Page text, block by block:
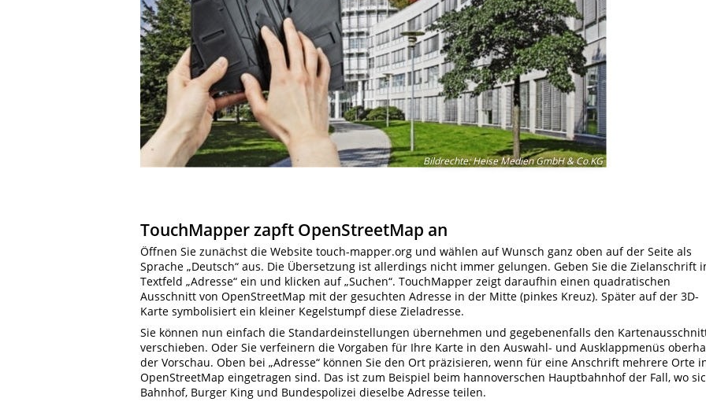
Bildrechte:Heise Medien GmbH & Co.KG
TouchMapper zapft OpenStreetMap an
Öffnen Sie zunächst die Website touch-mapper.org und wählen auf Wunsch ganz oben auf der Seite als
Sprache „Deutsch“ aus. Die Übersetzung ist allerdings nicht immer gelungen. Geben Sie die Zielanschrift
Textfeld „Adresse“ ein und klicken auf „Suchen“. TouchMapper zeigt daraufhin einen quadratischen
Ausschnitt von OpenStreetMap mit der gesuchten Adresse in der Mitte (pinkes Kreuz). Später auf der 3D-
Karte symbolisiert ein kleiner Kegelstumpf diese Zieladresse.
Sie können nun einfach die Standardeinstellungen übernehmen und gegebenenfalls den
verschieben. Oder Sie verfeinern die Vorgaben für Ihre Karte in den Auswahl- und Ausklappmenüs
der Vorschau. Oben bei „Adresse“ können Sie den Ort präzisieren, wenn für eine Anschrift mehrere Orte
OpenStreetMap eingetragen sind. Das ist zum Beispiel beim hannoverschen Hauptbahnhof der Fall, wo
Bahnhof, Burger King und Bundespolizei dieselbe Adresse teilen.